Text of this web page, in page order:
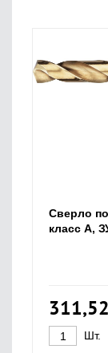
Сверло
класс А,
311,52
Шт.